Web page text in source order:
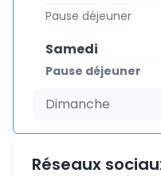
Pause déjeuner
Samedi
Pause déjeuner
Dimanche
Réseaux